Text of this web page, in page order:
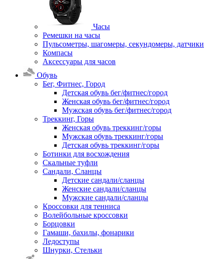
Часы
Ремешки на часы
Пульсометры, шагомеры, секундомеры, датчики
Компасы
Аксессуары для часов
Обувь
Бег, Фитнес, Город
Детская обувь бег/фитнес/город
Женская обувь бег/фитнес/город
Мужская обувь бег/фитнес/город
Треккинг, Горы
Женская обувь треккинг/горы
Мужская обувь треккинг/горы
Детская обувь треккинг/горы
Ботинки для восхождения
Скальные туфли
Сандали, Сланцы
Детские сандали/сланцы
Женские сандали/сланцы
Мужские сандали/сланцы
Кроссовки для тенниса
Волейбольные кроссовки
Борцовки
Гамаши, бахилы, фонарики
Ледоступы
Шнурки, Стельки